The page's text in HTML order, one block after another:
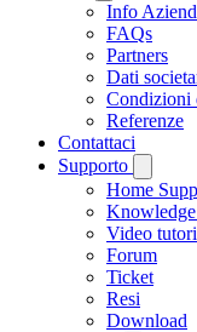
Info
FAQs
Partners
Dati
Condizioni
Referenze
Contattaci
Supporto
Home
Knowledge
Video
Forum
Ticket
Resi
Download